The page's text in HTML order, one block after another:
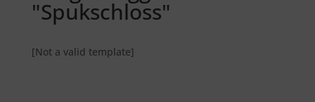
"Spukschloss"
[Not a valid template]